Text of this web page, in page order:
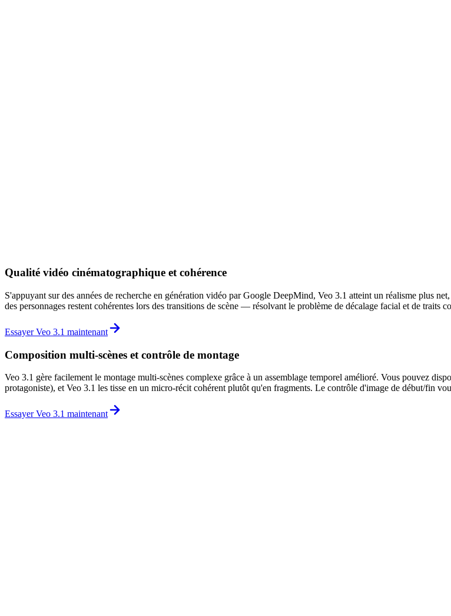
Qualité vidéo cinématographique et cohérence
S'appuyant sur des années de recherche en génération vidéo par Google DeepMind, Veo 3.1 atteint un réalisme plus
des personnages restent cohérentes lors des transitions de scène — résolvant le problème de décalage facial et de traits
Essayer Veo 3.1 maintenant
Composition multi-scènes et contrôle de montage
Veo 3.1 gère facilement le montage multi-scènes complexe grâce à un assemblage temporel amélioré. Vous pouvez
protagoniste), et Veo 3.1 les tisse en un micro-récit cohérent plutôt qu'en fragments. Le contrôle d'image de début/fin
Essayer Veo 3.1 maintenant